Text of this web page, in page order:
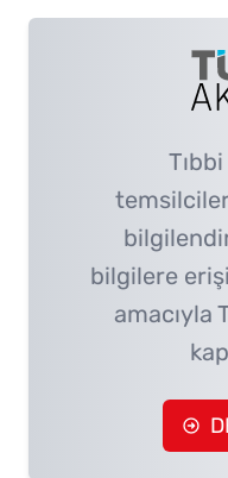
bilgilere
amacıyla